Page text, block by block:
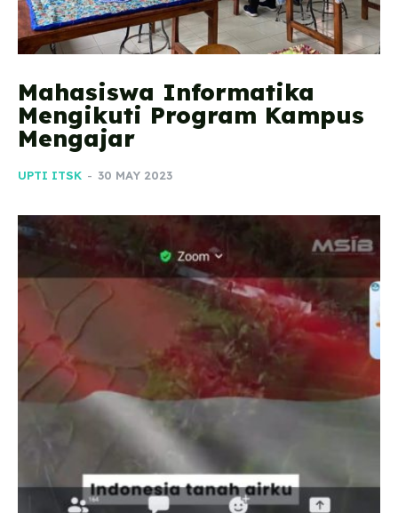
Mahasiswa Informatika
Mengikuti Program Kampus
Mengajar
UPTI ITSK - 30 MAY 2023